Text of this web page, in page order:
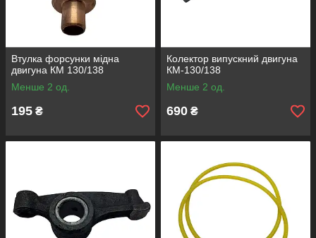
Втулка форсунки мідна
двигуна КМ 130/138
Менше 2 од.
195 ₴
Колектор випускний двигуна
КМ-130/138
Менше 2 од.
690 ₴